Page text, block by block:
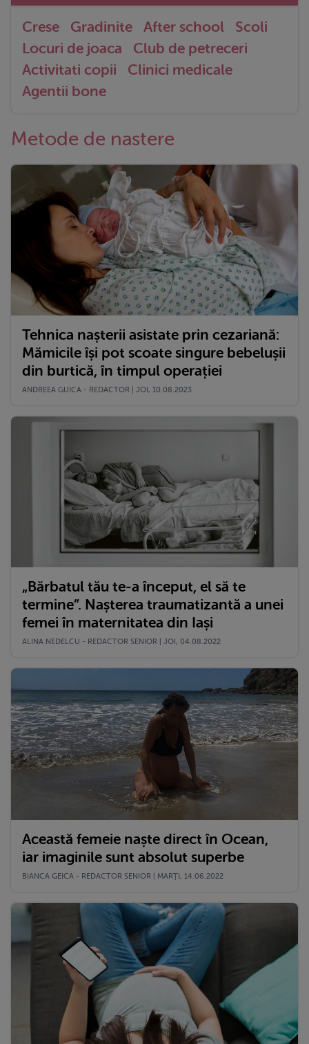
Crese Gradinite After school
Scoli
Locuri de joaca
Club de petreceri
Activitati copii
Clinici medicale
Agentii bone
Metode de nastere
Tehnica nașterii asistate prin cezariană:
Mămicile își pot scoate singure bebelușii
din burtică, în timpul operației
ANDREEA GUICA - REDACTOR | JOI, 10.08.2023
„Bărbatul tău te-a început, el să te
termine”. Nașterea traumatizantă a unei
femei în maternitatea din Iași
ALINA NEDELCU - REDACTOR SENIOR | JOI, 04.08.2022
Această femeie naște direct în Ocean,
iar imaginile sunt absolut superbe
BIANCA GEICA - REDACTOR SENIOR | MARŢI, 14.06.2022